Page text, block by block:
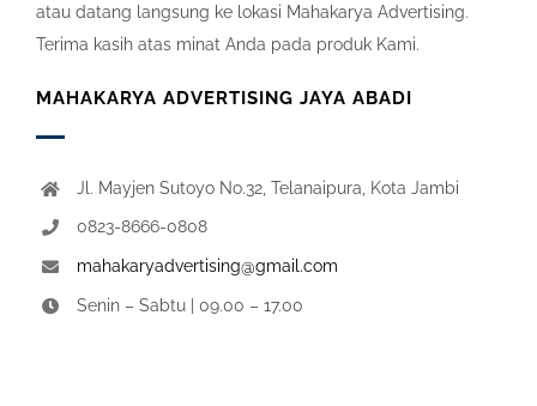
atau datang langsung ke lokasi Mahakarya Advertising.
Terima kasih atas minat Anda pada produk Kami.
MAHAKARYA ADVERTISING JAYA ABADI
Jl. Mayjen Sutoyo No.32, Telanaipura, Kota Jambi
0823-8666-0808
mahakaryadvertising@gmail.com
Senin – Sabtu | 09.00 – 17.00